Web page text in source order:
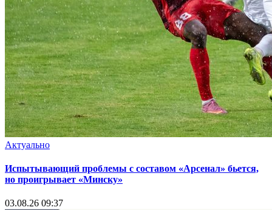
Актуально
Испытывающий проблемы с составом «Арсенал» бьется,
но проигрывает «Минску»
03.08.26 09:37